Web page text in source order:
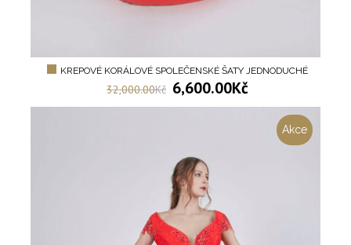
KREPOVÉ KORÁLOVÉ SPOLEČENSKÉ ŠATY JEDNODUCHÉ
32,000.00Kč 6,600.00Kč
Akce